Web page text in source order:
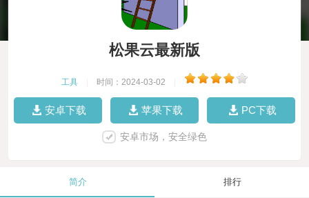
松果云最新版
工具 时间：2024-03-02
安卓下载 苹果下载 PC下载
安卓市场，安全绿色
简介 排行